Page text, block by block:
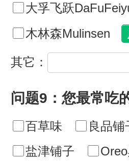
大孚飞跃
木林森Mulinsen
其它：
问题9：您最常吃
百草味 良品铺
盐津铺子